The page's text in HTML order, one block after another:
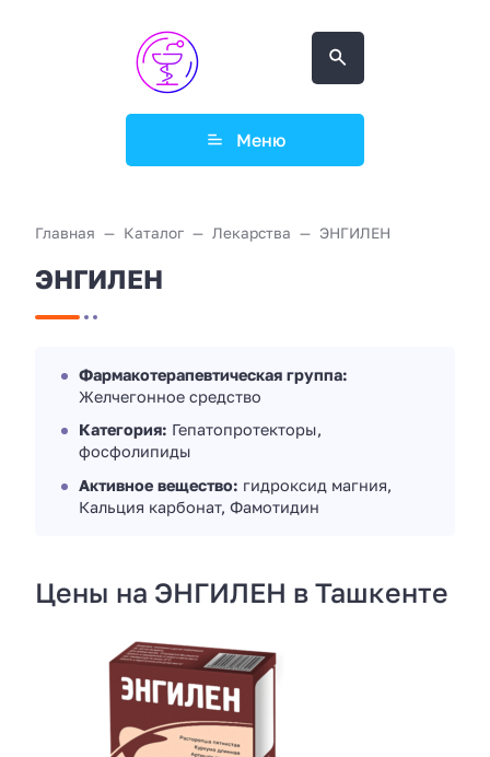
Меню
Главная Каталог Лекарства ЭНГИЛЕН
ЭНГИЛЕН
Фармакотерапевтическая группа:
Желчегонное средство
Категория: Гепатопротекторы,
фосфолипиды
Активное вещество: гидроксид магния,
Кальция карбонат, Фамотидин
Цены на ЭНГИЛЕН в Ташкенте